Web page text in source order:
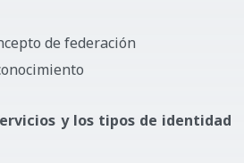
de federación
y los tipos de identidad